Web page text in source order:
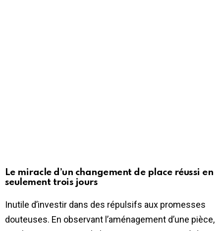
Le miracle d’un changement de place réussi en
seulement trois jours
Inutile d’investir dans des répulsifs aux promesses
douteuses. En observant l’aménagement d’une pièce,